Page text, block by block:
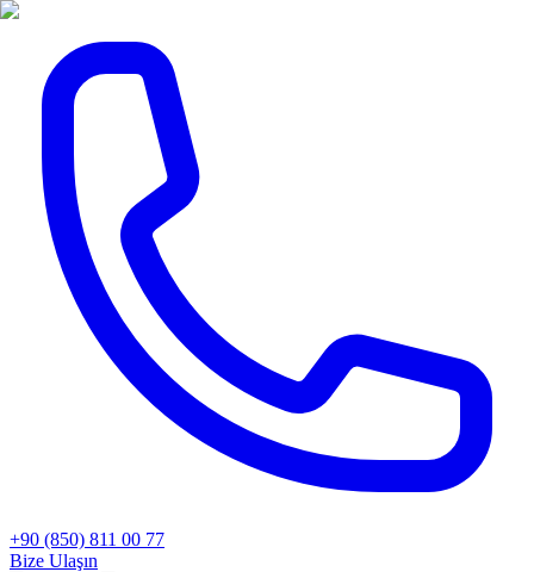
+90 (850) 811 00 77
Bize Ulaşın